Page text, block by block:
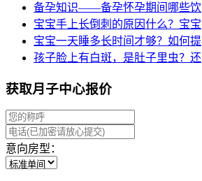
备孕知识——备孕怀孕期间哪些饮
宝宝手上长倒刺的原因什么？宝宝
宝宝一天睡多长时间才够？如何提
孩子脸上有白斑，是肚子里虫？还
获取月子中心报价
意向房型：